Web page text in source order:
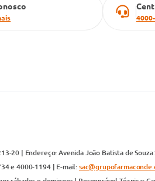
20 | Endereço: Avenida João Batista de
e 4000-1194 | E-mail: